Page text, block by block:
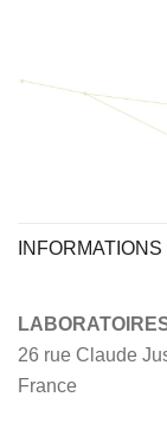
INFORMATIONS
26 rue Claude
France